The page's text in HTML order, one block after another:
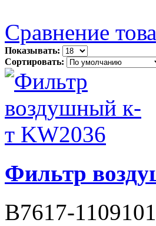
Сравнение
Показывать:
Сортировать:
Фильтр
B7617-